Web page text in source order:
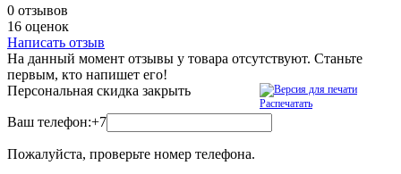
0 отзывов
16 оценок
Написать отзыв
На данный момент отзывы у товара отсутствуют. Станьте
первым, кто напишет его!
Распечатать
Персональная скидка закрыть
Ваш телефон:+7
Пожалуйста, проверьте номер телефона.